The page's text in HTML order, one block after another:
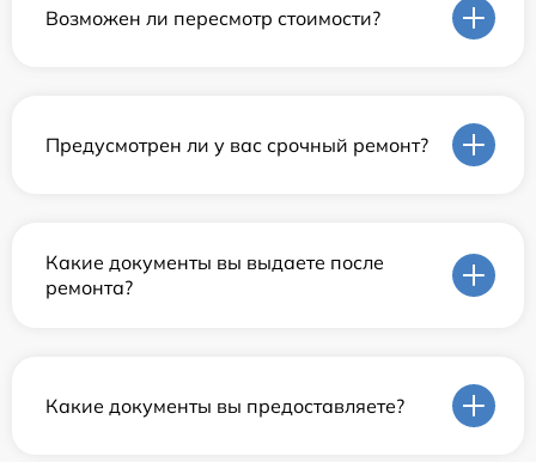
Возможен ли пересмотр стоимости?
Предусмотрен ли у вас срочный ремонт?
Какие документы вы выдаете после
ремонта?
Какие документы вы предоставляете?